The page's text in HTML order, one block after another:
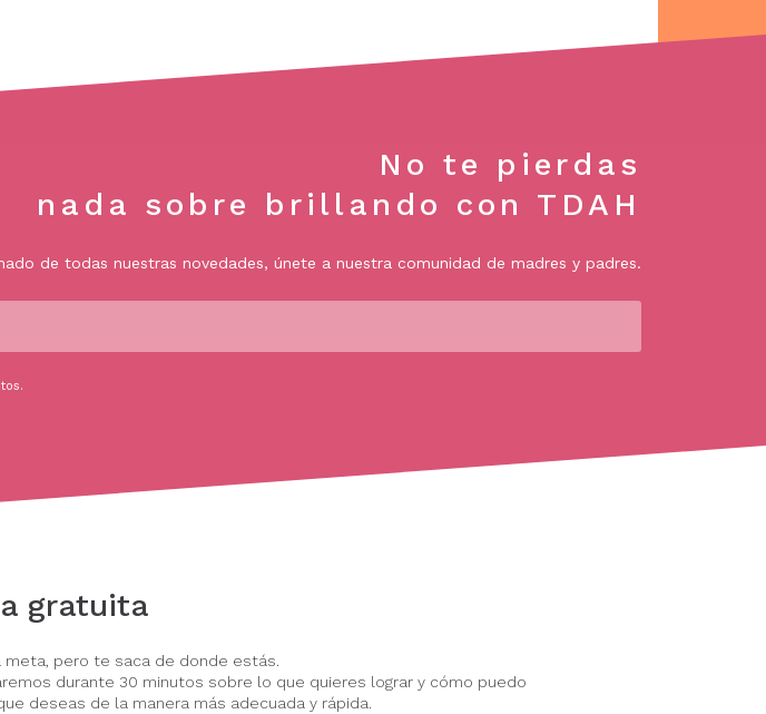
No te pierdas
nada sobre brillando con TDAH
de todas nuestras novedades, únete a nuestra comunidad de madres y padres.
gratuita
pero te saca de donde estás.
durante 30 minutos sobre lo que quieres lograr y cómo puedo
deseas de la manera más adecuada y rápida.